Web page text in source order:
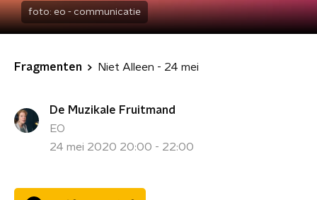
foto: eo - communicatie
Fragmenten Niet Alleen - 24 mei
De Muzikale Fruitmand
EO
24 mei 2020 20:00 - 22:00